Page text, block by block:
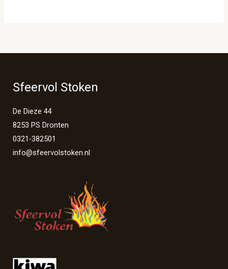
Sfeervol Stoken
De Dieze 44
8253 PS Dronten
0321-382501
info@sfeervolstoken.nl